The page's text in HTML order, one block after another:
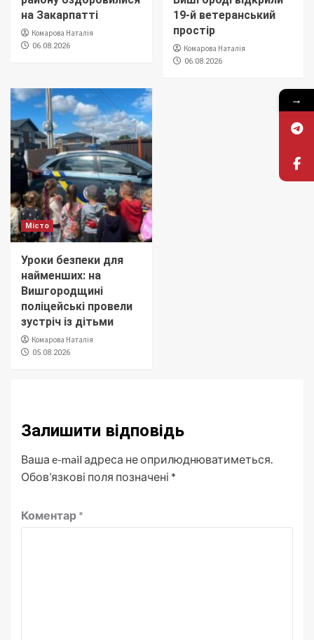
на Закарпатті
Комарова Наталія
06.08.2026
19-й ветеранський
простір
Комарова Наталія
06.08.2026
Місто
Уроки безпеки для
найменших: на
Вишгородщині
поліцейські провели
зустріч із дітьми
Комарова Наталія
05.08.2026
Залишити відповідь
Ваша e-mail адреса не оприлюднюватиметься.
Обов’язкові поля позначені *
Коментар *
→